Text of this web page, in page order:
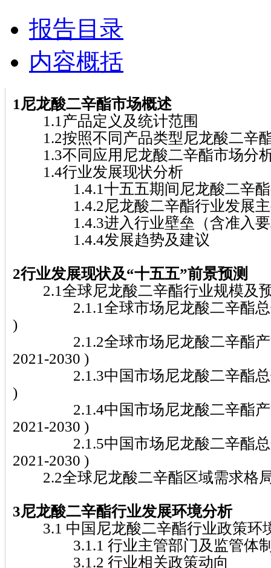
报告目录
内容概括
1尼龙酸二辛酯市场概述
1.1产品定义及统计范围
1.2按照不同产品类型尼龙酸二辛
1.3不同应用尼龙酸二辛酯市场分
1.4行业发展现状分析
1.4.1十五五期间尼龙酸二辛酯
1.4.2尼龙酸二辛酯行业发展主
1.4.3进入行业壁垒（含准入要
1.4.4发展趋势及建议
2行业发展现状及“十五五”前景预测
2.1全球尼龙酸二辛酯行业规模及
2.1.1全球市场尼龙酸二辛酯总
)
2.1.2全球市场尼龙酸二辛酯产
2021-2030 )
2.1.3中国市场尼龙酸二辛酯总
)
2.1.4中国市场尼龙酸二辛酯产
2021-2030 )
2.1.5中国市场尼龙酸二辛酯总
2021-2030 )
2.2全球尼龙酸二辛酯区域需求格
3尼龙酸二辛酯行业发展环境分析
3.1 中国尼龙酸二辛酯行业政策环
3.1.1 行业主管部门及监管体
3.1.2 行业相关政策动向